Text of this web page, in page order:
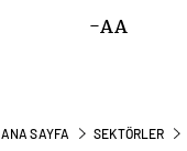
-AA
ANA SAYFA SEKTÖRLER